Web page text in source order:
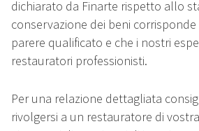
dichiarato da Finarte rispetto allo
conservazione dei beni
parere qualificato e che i nostri
restauratori professionisti.
Per una relazione dettagliata
rivolgersi a un restauratore di